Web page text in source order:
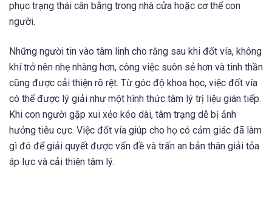
phục trạng thái cân bằng trong nhà cửa hoặc cơ thể con
người.
Những người tin vào tâm linh cho rằng sau khi đốt vía, không
khí trở nên nhẹ nhàng hơn, công việc suôn sẻ hơn và tinh thần
cũng được cải thiện rõ rệt. Từ góc độ khoa học, việc đốt vía
có thể được lý giải như một hình thức tâm lý trị liệu gián tiếp.
Khi con người gặp xui xẻo kéo dài, tâm trạng dễ bị ảnh
hưởng tiêu cực. Việc đốt vía giúp cho họ có cảm giác đã làm
gì đó để giải quyết được vấn đề và trấn an bản thân giải tỏa
áp lực và cải thiện tâm lý.